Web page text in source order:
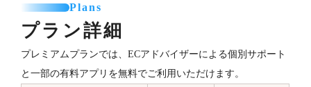
Plans
プラン詳細
プレミアムプランでは、ECアドバイザーによる個別サポート
と一部の有料アプリを無料でご利用いただけます。